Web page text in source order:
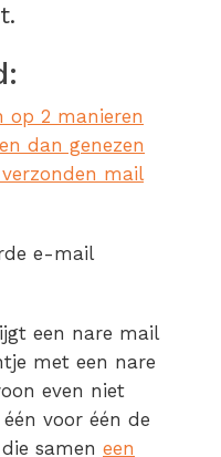
op 2 manieren
dan genezen
mail
e-mail
een nare mail
met een nare
even niet
voor één de
samen een